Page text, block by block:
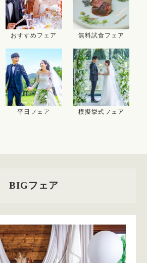
おすすめフェア 無料試食フェア
平日フェア 模擬挙式フェア
BIGフェア